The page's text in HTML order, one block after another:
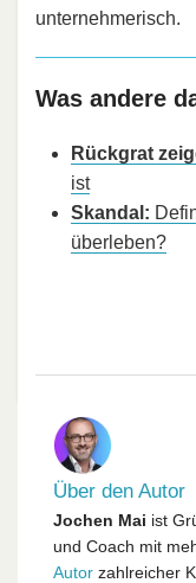
unternehmerisch.
Was andere
Rückgrat
ist
Skandal:
überleben?
Über den Autor
Jochen Mai ist
und Coach mit
Autor zahlreicher